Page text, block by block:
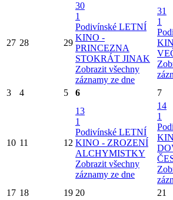
27 28 29
30
1
Podivínské LETNÍ
KINO -
PRINCEZNA
STOKRÁT JINAK
Zobrazit všechny
záznamy ze dne
31
1
3 4 5 6 7
10 11 12
13
1
Podivínské LETNÍ
KINO - ZROZENÍ
ALCHYMISTKY
Zobrazit všechny
záznamy ze dne
14
1
17 18 19 20 21